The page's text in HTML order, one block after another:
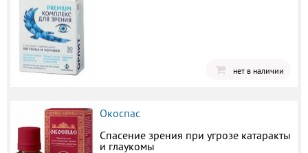
нет в наличии
Окоспас
Спасение зрения при угрозе катаракты
и глаукомы